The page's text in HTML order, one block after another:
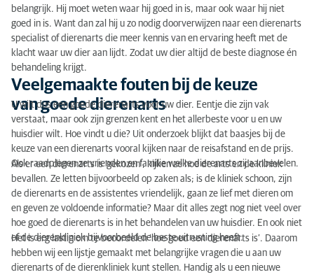
belangrijk. Hij moet weten waar hij goed in is, maar ook waar hij niet
goed in is. Want dan zal hij u zo nodig doorverwijzen naar een dierenarts
specialist of dierenarts die meer kennis van en ervaring heeft met de
klacht waar uw dier aan lijdt. Zodat uw dier altijd de beste diagnose én
behandeling krijgt.
Veelgemaakte fouten bij de keuze
van goede dierenarts
U wilt dus een goede dierenarts voor uw dier. Eentje die zijn vak
verstaat, maar ook zijn grenzen kent en het allerbeste voor u en uw
huisdier wilt. Hoe vindt u die? Uit onderzoek blijkt dat baasjes bij de
keuze van een dierenarts vooral kijken naar de reisafstand en de prijs.
Ook raadplegen ze vrienden en familie welke dierenarts zij aanbevelen.
Als er een dierenarts is ‘gekozen’, kijken ze hoe de arts en de kliniek
bevallen. Ze letten bijvoorbeeld op zaken als; is de kliniek schoon, zijn
de dierenarts en de assistentes vriendelijk, gaan ze lief met dieren om
en geven ze voldoende informatie? Maar dit alles zegt nog niet veel over
hoe goed de dierenarts is in het behandelen van uw huisdier. En ook niet
of de dierenkliniek bijvoorbeeld de beste uitrusting heeft.
Het is erg lastig om te beoordelen ‘hoe goed een dierenarts is’. Daarom
hebben wij een lijstje gemaakt met belangrijke vragen die u aan uw
dierenarts of de dierenkliniek kunt stellen. Handig als u een nieuwe